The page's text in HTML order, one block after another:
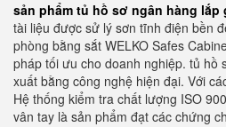
sản phẩm tủ hồ sơ ngân hàng lắp
tài liệu được sử lý sơn tĩnh điện bền
phòng bằng sắt WELKO Safes
pháp tối ưu cho doanh nghiệp. tủ hồ
xuất bằng công nghệ hiện đại. Với
Hệ thống kiểm tra chất lượng ISO
vân tay là sản phẩm đạt các chứng